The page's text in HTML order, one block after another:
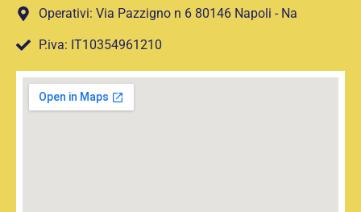
Operativi: Via Pazzigno n 6 80146 Napoli - Na
P.iva: IT10354961210